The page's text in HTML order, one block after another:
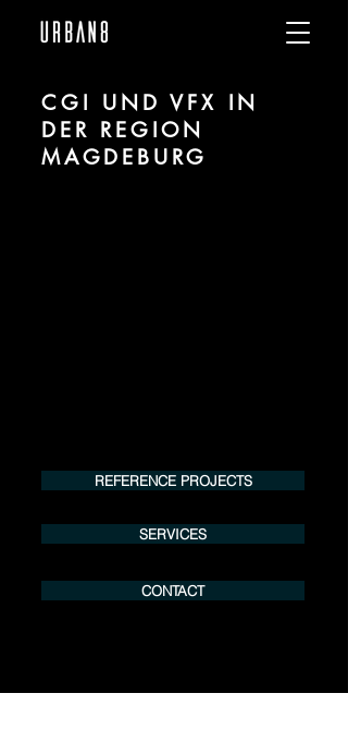
CGI UND VFX IN
DER REGION
MAGDEBURG
REFERENCE PROJECTS
SERVICES
CONTACT